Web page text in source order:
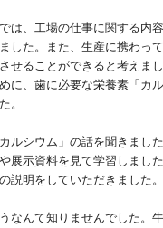
は、工場の仕事に関する内
した。また、生産に携わっ
せることができると考えま
、歯に必要な栄養素「カ
。
シウム」の話を聞きまし
展示資料を見て学習しまし
説明をしていただきました。
なんて知りませんでした。